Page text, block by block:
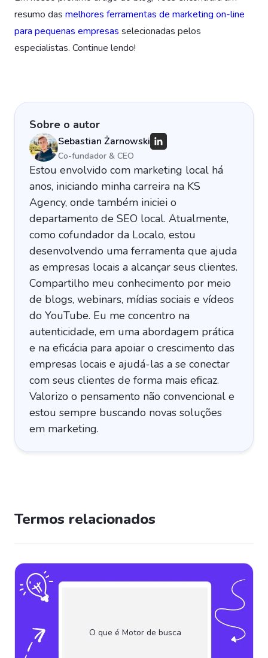
resumo das melhores ferramentas de marketing on-line
para pequenas empresas selecionadas pelos
especialistas. Continue lendo!
Sobre o autor
Sebastian Żarnowski
Co-fundador & CEO
Estou envolvido com marketing local há
anos, iniciando minha carreira na KS
Agency, onde também iniciei o
departamento de SEO local. Atualmente,
como cofundador da Localo, estou
desenvolvendo uma ferramenta que ajuda
as empresas locais a alcançar seus clientes.
Compartilho meu conhecimento por meio
de blogs, webinars, mídias sociais e vídeos
do YouTube. Eu me concentro na
autenticidade, em uma abordagem prática
e na eficácia para apoiar o crescimento das
empresas locais e ajudá-las a se conectar
com seus clientes de forma mais eficaz.
Valorizo o pensamento não convencional e
estou sempre buscando novas soluções
em marketing.
Termos relacionados
O que é Motor de busca